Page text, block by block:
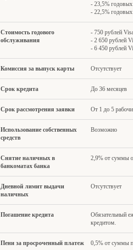
- 23,5%
- 22,5%
Стоимость годового
обслуживания
- 750 рублей
- 2 650 рублей
- 6 450 рублей
Комиссия за выпуск карты Отсутствует
Срок кредита До 36 месяцев
Срок рассмотрения заявки От 1 до 5
Использование собственных
средств
Возможно
Снятие наличных в
банкоматах банка
2,9% от суммы
Дневной лимит выдачи
наличных
Отсутствует
Погашение кредита
Обязательный
кредитом.
Пени за просроченный платеж 0,5% от суммы